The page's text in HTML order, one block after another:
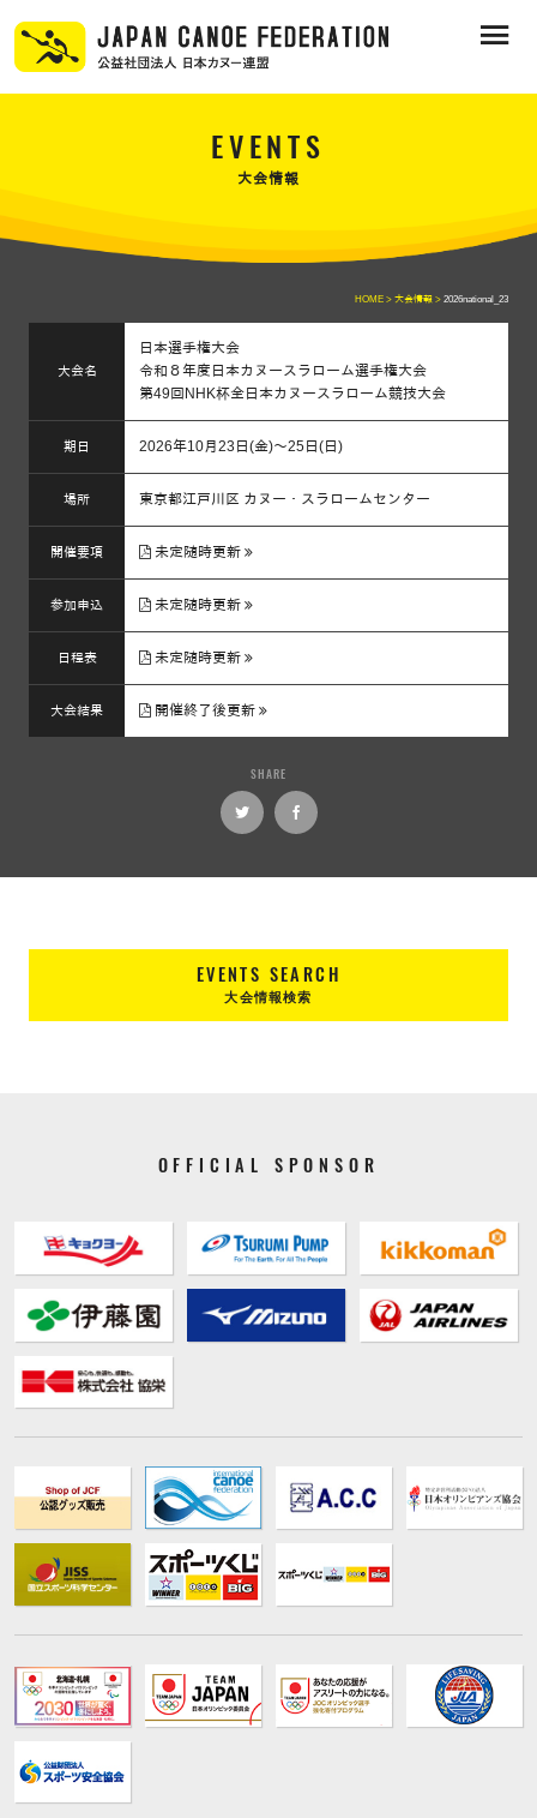
EVENTS
大会情報
HOME > 大会情報 > 2026national_23
大会名
日本選手権大会
令和８年度日本カヌースラローム選手権大会
第49回NHK杯全日本カヌースラローム競技大会
期日 2026年10月23日(金)～25日(日)
場所 東京都江戸川区 カヌー・スラロームセンター
開催要項 未定随時更新
参加申込 未定随時更新
日程表 未定随時更新
大会結果 開催終了後更新
SHARE
EVENTS SEARCH
大会情報検索
OFFICIAL SPONSOR